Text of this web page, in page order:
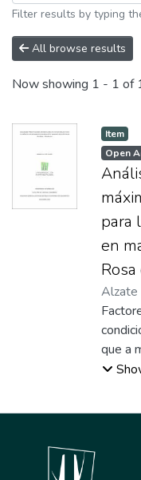
Filter results by typing
All browse results
Now showing 1 - 1 of
Item
Open
para
en
Alzate
que a
mayor